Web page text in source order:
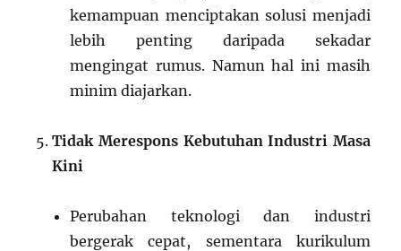
kemampuan menciptakan solusi menjadi
lebih penting daripada sekadar
mengingat rumus. Namun hal ini masih
minim diajarkan.
Tidak Merespons Kebutuhan Industri Masa
Kini
Perubahan teknologi dan industri
bergerak cepat, sementara kurikulum